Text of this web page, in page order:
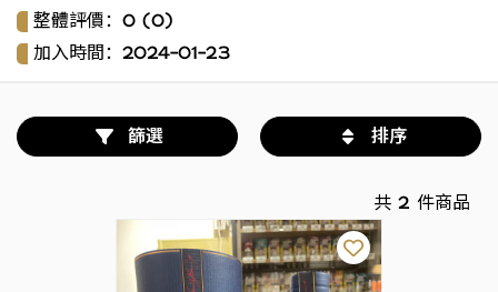
整體評價： 0 (0)
加入時間： 2024-01-23
篩選 排序
最小
品牌 重置
搜尋品牌
共 2 件商品